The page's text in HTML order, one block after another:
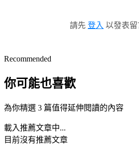
請先 登入 以發表留
Recommended
你可能也喜歡
為你精選 3 篇值得延伸閱讀的內容
載入推薦文章中...
目前沒有推薦文章